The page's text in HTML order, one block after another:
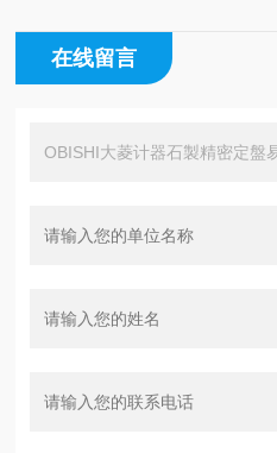
在线留言